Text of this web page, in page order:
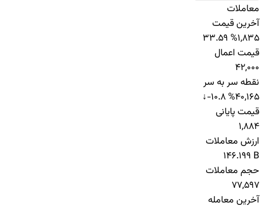
معاملات
آخرین قیمت
1,835
33.59 %
قیمت اعمال
42,000
نقطه سر به سر
40,165
↓-10.8 %
قیمت پایانی
1,884
ارزش معاملات
146.199 B
حجم معاملات
77,597
آخرین معامله